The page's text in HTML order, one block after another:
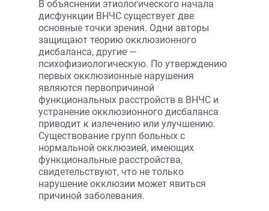
В объяснении этиологического начала
дисфункции ВНЧС существует две
основные точки зрения. Одни авторы
защищают теорию окклюзионного
дисбаланса, другие —
психофизиологическую. По утверждению
первых окклюзионные нарушения
являются первопричиной
функциональных расстройств в ВНЧС и
устранение окклюзионного дисбаланса
приводит к излечению или улучшению.
Существование групп больных с
нормальной окклюзией, имеющих
функциональные расстройства,
свидетельствуют, что не только
нарушение окклюзии может явиться
причиной заболевания.